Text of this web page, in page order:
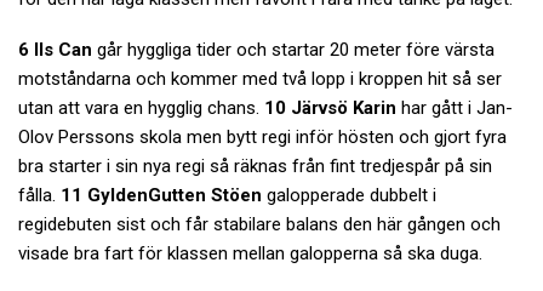
6 Ils Can går hyggliga tider och startar 20 meter före värsta
motståndarna och kommer med två lopp i kroppen hit så ser
utan att vara en hygglig chans. 10 Järvsö Karin har gått i Jan-
Olov Perssons skola men bytt regi inför hösten och gjort fyra
bra starter i sin nya regi så räknas från fint tredjespår på sin
fålla. 11 GyldenGutten Stöen galopperade dubbelt i
regidebuten sist och får stabilare balans den här gången och
visade bra fart för klassen mellan galopperna så ska duga.